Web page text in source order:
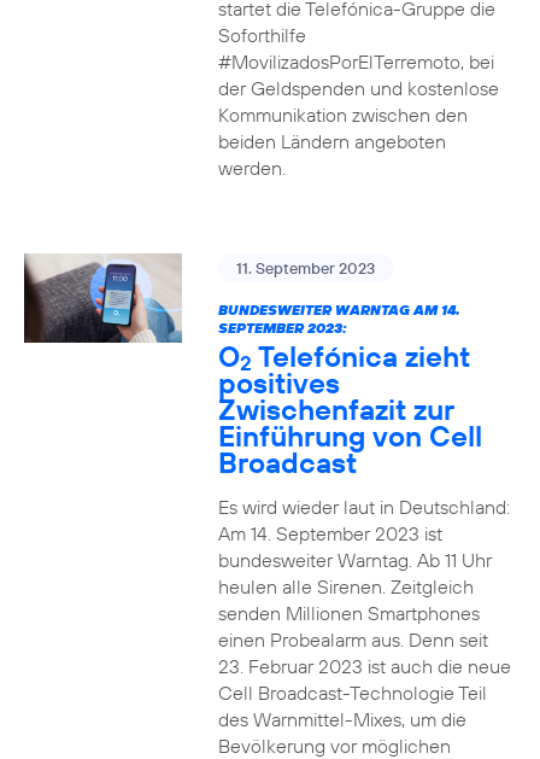
startet die Telefónica-Gruppe die
Soforthilfe
#MovilizadosPorElTerremoto, bei
der Geldspenden und kostenlose
Kommunikation zwischen den
beiden Ländern angeboten
werden.
11. September 2023
BUNDESWEITER WARNTAG AM 14.
SEPTEMBER 2023:
O2 Telefónica zieht
positives
Zwischenfazit zur
Einführung von Cell
Broadcast
Es wird wieder laut in Deutschland:
Am 14. September 2023 ist
bundesweiter Warntag. Ab 11 Uhr
heulen alle Sirenen. Zeitgleich
senden Millionen Smartphones
einen Probealarm aus. Denn seit
23. Februar 2023 ist auch die neue
Cell Broadcast-Technologie Teil
des Warnmittel-Mixes, um die
Bevölkerung vor möglichen